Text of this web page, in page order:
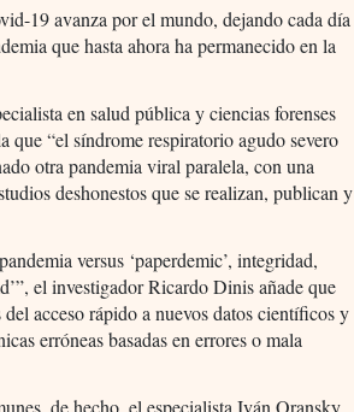
19 avanza por el mundo, dejando cada día
que hasta ahora ha permanecido en la
en salud pública y ciencias forenses
que “el síndrome respiratorio agudo severo
otra pandemia viral paralela, con una
deshonestos que se realizan, publican y
versus ‘paperdemic’, integridad,
el investigador Ricardo Dinis añade que
acceso rápido a nuevos datos científicos y
erróneas basadas en errores o mala